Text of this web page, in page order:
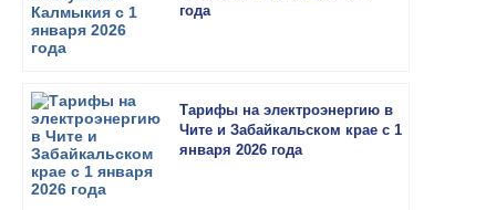
года
Тарифы на электроэнергию в
Чите и Забайкальском крае с 1
января 2026 года